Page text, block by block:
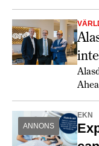
överblick
Malmberg
ANNONS
EKN